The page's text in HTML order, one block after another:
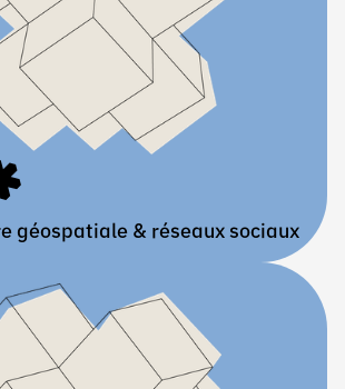
géospatiale & réseaux sociaux